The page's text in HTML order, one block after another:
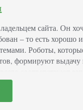
сайта. Он
– то есть хорошо
Роботы,
формируют выдачу
соответствуют
Существуют
детальную
как функционирует